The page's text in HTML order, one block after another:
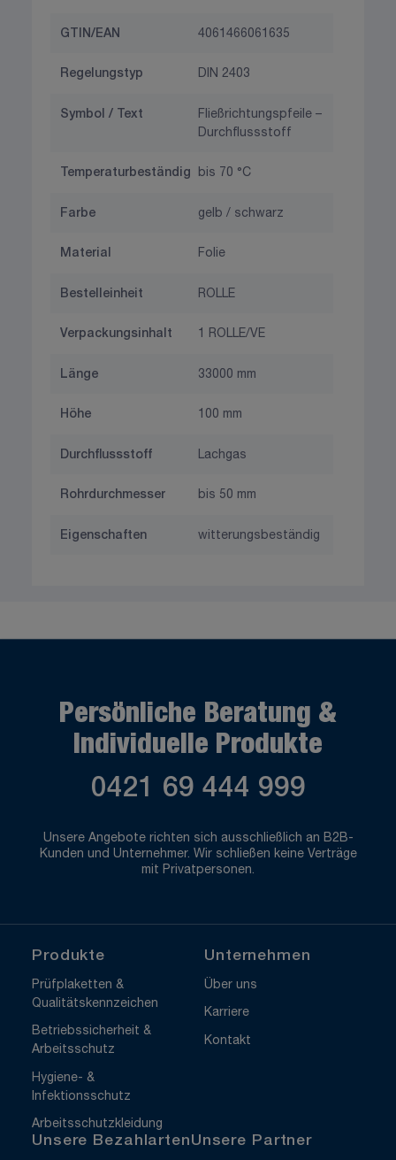
GTIN/EAN 4061466061635
Regelungstyp DIN 2403
Symbol / Text
Fließrichtungspfeile –
Durchflussstoff
Temperaturbeständig bis 70 °C
Farbe gelb / schwarz
Material Folie
Bestelleinheit ROLLE
Verpackungsinhalt 1 ROLLE/VE
Länge 33000 mm
Höhe 100 mm
Durchflussstoff Lachgas
Rohrdurchmesser bis 50 mm
Eigenschaften witterungsbeständig
Persönliche Beratung &
Individuelle Produkte
0421 69 444 999
Unsere Angebote richten sich ausschließlich an B2B-
Kunden und Unternehmer. Wir schließen keine Verträge
mit Privatpersonen.
Produkte
Prüfplaketten &
Qualitätskennzeichen
Betriebssicherheit &
Arbeitsschutz
Hygiene- &
Infektionsschutz
Arbeitsschutzkleidung
Unternehmen
Über uns
Karriere
Kontakt
Unsere BezahlartenUnsere Partner